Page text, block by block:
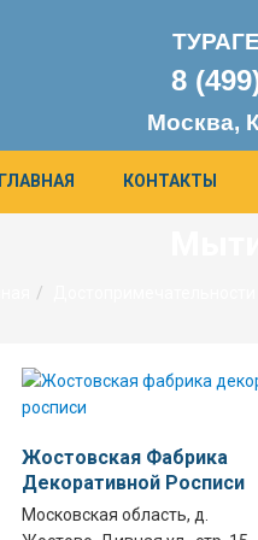
8
Москва,
ГЛАВНАЯ КОНТАКТЫ
Жостовская Фабрика
Декоративной Росписи
Московская область, д.